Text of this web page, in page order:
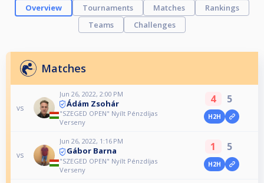
Overview Tournaments Matches
Rankings
Teams
Challenges
Matches
vs
Jun 26, 2022, 2:00 PM
Ádám Zsohár
"SZEGED OPEN" Nyílt Pénzdíjas
Verseny
4 5
H2H
vs
Jun 26, 2022, 1:16 PM
Gábor Barna
"SZEGED OPEN" Nyílt Pénzdíjas
Verseny
1 5
H2H